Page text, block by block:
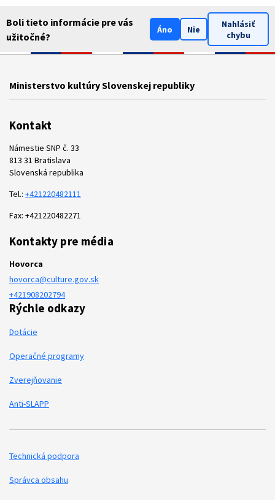
Boli tieto informácie pre vás
užitočné?
Áno Nie
Nahlásiť
chybu
Ministerstvo kultúry Slovenskej republiky
Kontakt
Námestie SNP č. 33
813 31 Bratislava
Slovenská republika
Tel.: +421220482111
Fax: +421220482271
Kontakty pre média
Hovorca
hovorca@culture.gov.sk
+421908202794
Rýchle odkazy
Dotácie
Operačné programy
Zverejňovanie
Anti-SLAPP
Podporné odkazy
Technická podpora
Správca obsahu